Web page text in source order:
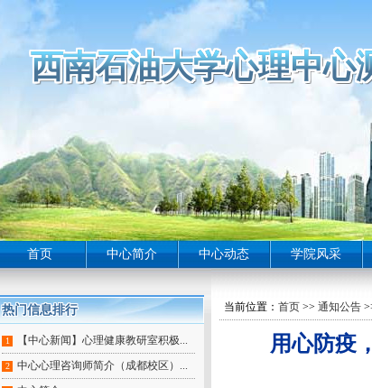
西南石油大学心理中心
西南石油大学心理中心
西南石油大学心理中心
西南石油大学心理中心
西南石油大学心理中心
西南石油大学心理中心
西南石油大学心理中心
西南石油大学心理中心
西南石油大学心理中心
西南石油大学心理中心
西南石油大学心理中心
西南石油大学心理中心
西南石油大学心理中心
西南石油大学心理中心
西南石油大学心理中心
西南石油大学心理中心
西南石油大学心理中心
西南石油大学心理中心
西南石油大学心理中心
西南石油大学心理中心
西南石油大学心理中心
西南石油大学心理中心
西南石油大学心理中心
西南石油大学心理中心
西南石油大学心理中心
西南石油大学心理中心
西南石油大学心理中心
西南石油大学心理中心
西南石油大学心理中心
西南石油大学心理中心
西南石油大学心理中心
西南石油大学心理中心
西南石油大学心理中心
西南石油大学心理中心
西南石油大学心理中心
西南石油大学心理中心
西南石油大学心理中心
西南石油大学心理中心
西南石油大学心理中心
西南石油大学心理中心
西南石油大学心理中心
西南石油大学心理中心
西南石油大学心理中心
西南石油大学心理中心
西南石油大学心理中心
首页 中心简介 中心动态 学院风采
当前位置： 首页 >> 通知公告
用心防疫
热门信息排行
热门信息排行
热门信息排行
热门信息排行
热门信息排行
热门信息排行
热门信息排行
热门信息排行
热门信息排行
1 【中心新闻】心理健康教研室积极...
2 中心心理咨询师简介（成都校区）...